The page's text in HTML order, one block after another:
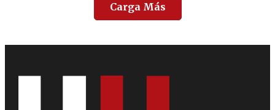
Carga Más